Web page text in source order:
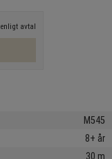
enligt avtal
M545
8+ år
30 m